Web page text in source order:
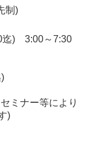
制)
迄) 3:00～7:30
ミナー等により
)